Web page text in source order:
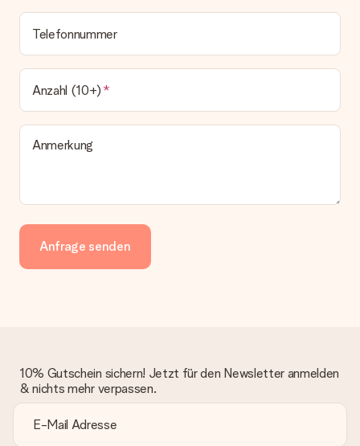
Telefonnummer
Anzahl (10+)
Anmerkung
Anfrage senden
10% Gutschein sichern! Jetzt für den Newsletter anmelden
& nichts mehr verpassen.